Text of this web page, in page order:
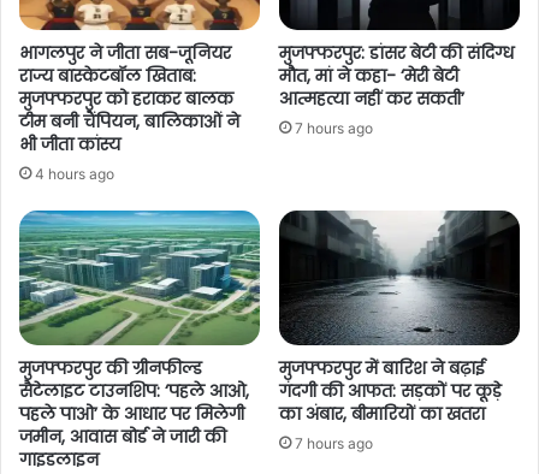
भागलपुर ने जीता सब-जूनियर
राज्य बास्केटबॉल खिताब:
मुजफ्फरपुर को हराकर बालक
टीम बनी चैंपियन, बालिकाओं ने
भी जीता कांस्य
4 hours ago
मुजफ्फरपुर: डांसर बेटी की संदिग्ध
मौत, मां ने कहा- ‘मेरी बेटी
आत्महत्या नहीं कर सकती’
7 hours ago
मुजफ्फरपुर की ग्रीनफील्ड
सैटेलाइट टाउनशिप: ‘पहले आओ,
पहले पाओ’ के आधार पर मिलेगी
जमीन, आवास बोर्ड ने जारी की
गाइडलाइन
मुजफ्फरपुर में बारिश ने बढ़ाई
गंदगी की आफत: सड़कों पर कूड़े
का अंबार, बीमारियों का खतरा
7 hours ago